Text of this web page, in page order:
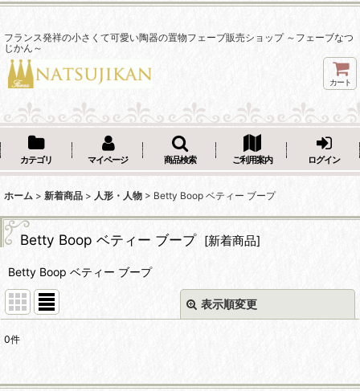
フランス発祥の小さくて可愛い陶器の置物フェーブ販売ショップ ～フェーブなつ
じかん～
カート
カテゴリ マイページ 商品検索 ご利用案内 ログイン
ホーム > 新着商品 > 人形・人物 > Betty Boop ベティー ブープ
Betty Boop ベティー ブープ [新着商品]
Betty Boop ベティー ブープ
表示順変更
0件